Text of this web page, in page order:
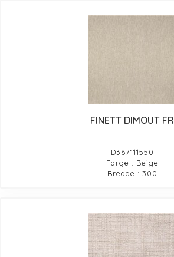
FINETT DIMOUT FR
D367111550
Farge : Beige
Bredde : 300